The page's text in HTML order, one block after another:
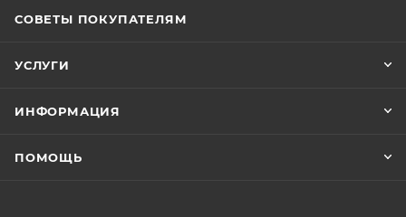
СОВЕТЫ ПОКУПАТЕЛЯМ
УСЛУГИ
ИНФОРМАЦИЯ
ПОМОЩЬ